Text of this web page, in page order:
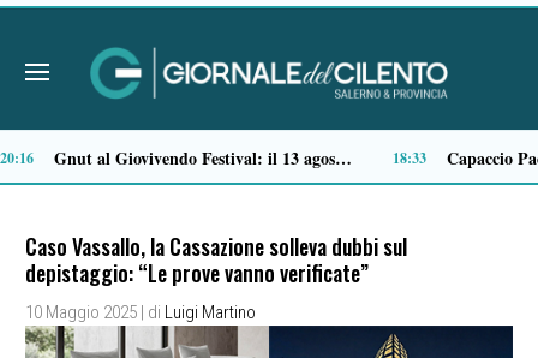
15:07 14:58
Caso Vassallo, la Cassazione solleva dubbi sul
depistaggio: “Le prove vanno verificate”
10 Maggio 2025 | di Luigi Martino